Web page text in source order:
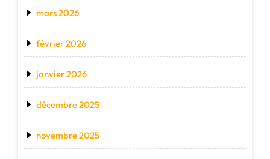
mars 2026
février 2026
janvier 2026
décembre 2025
novembre 2025